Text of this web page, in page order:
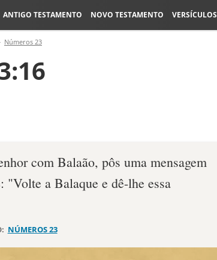
ANTIGO TESTAMENTO NOVO TESTAMENTO VERSÍCULOS
Números 23
com Balaão, pôs uma mensagem
"Volte a Balaque e dê-lhe essa
NÚMEROS 23